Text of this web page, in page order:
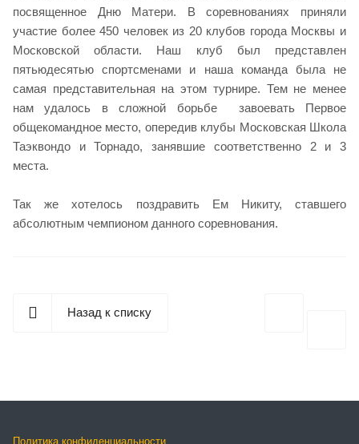
посвященное Дню Матери. В соревнованиях приняли
участие более 450 человек из 20 клубов города Москвы и
Московской области. Наш клуб был представлен
пятьюдесятью спортсменами и наша команда была не
самая представительная на этом турнире. Тем не менее
нам удалось в сложной борьбе завоевать Первое
общекомандное место, опередив клубы Московская Школа
Таэквондо и Торнадо, занявшие соответственно 2 и 3
места.
Так же хотелось поздравить Ем Никиту, ставшего
абсолютным чемпионом данного соревнования.
Назад к списку
Политика конфиденциальности